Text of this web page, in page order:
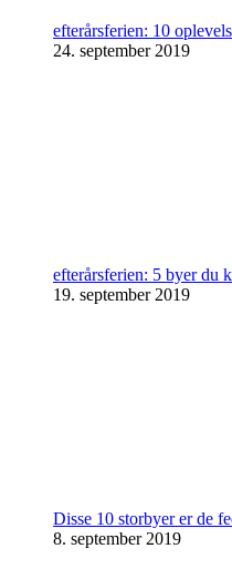
efterårsferien: 10
24. september 2019
efterårsferien: 5 byer du
19. september 2019
Disse 10 storbyer er de
8. september 2019